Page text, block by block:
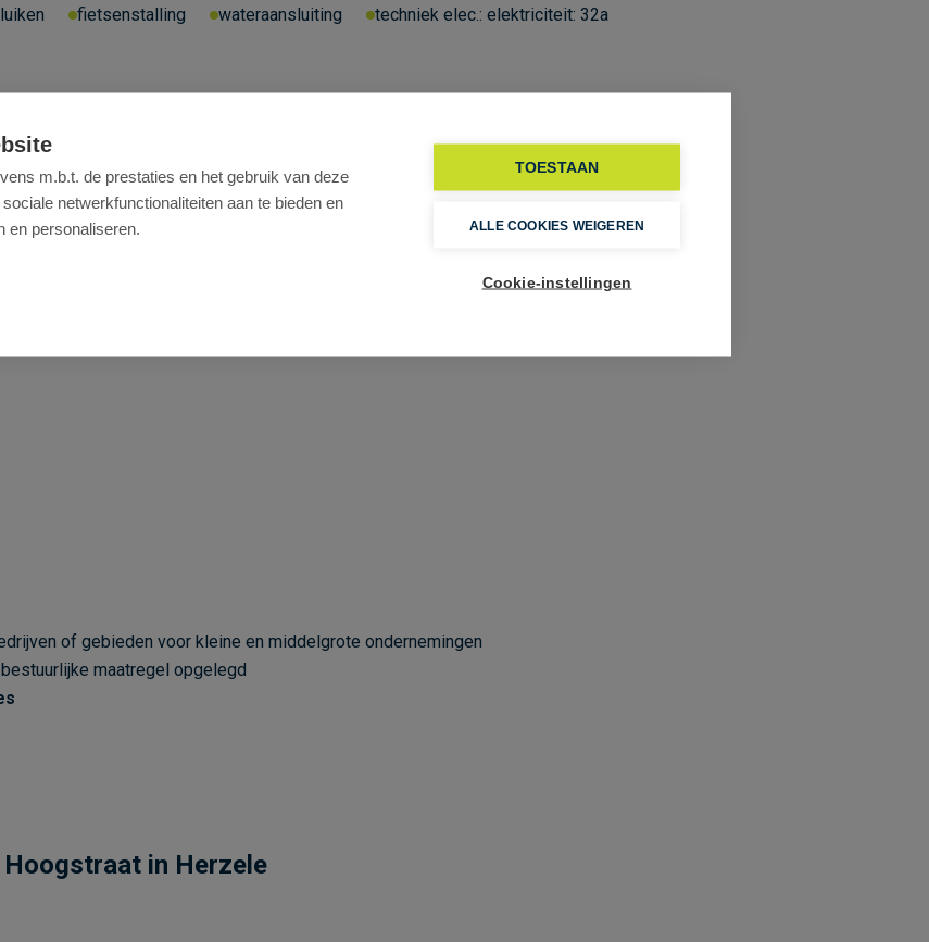
fietsenstalling wateraansluiting techniek elec.: elektriciteit: 32a
of gebieden voor kleine en middelgrote ondernemingen
maatregel opgelegd
in Herzele
m.b.t. de prestaties en het gebruik van deze
netwerkfunctionaliteiten aan te bieden en
en personaliseren.
TOESTAAN
ALLE COOKIES WEIGEREN
Cookie-instellingen